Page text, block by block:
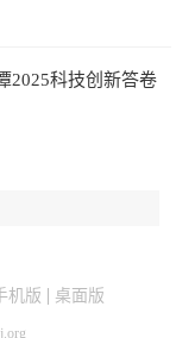
科技创新答卷
机版 桌面版